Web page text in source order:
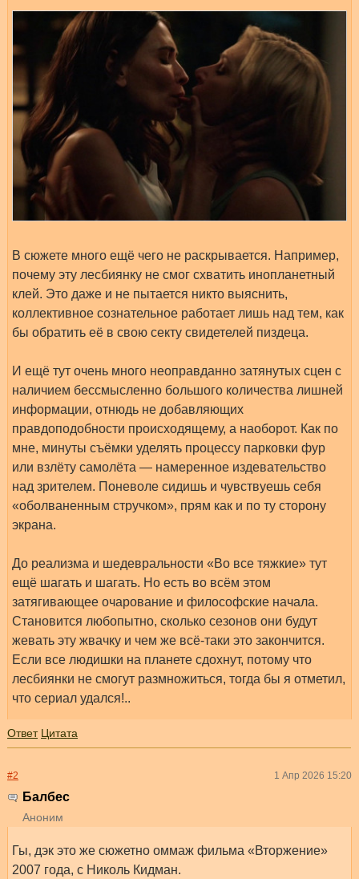
В сюжете много ещё чего не раскрывается. Например,
почему эту лесбиянку не смог схватить инопланетный
клей. Это даже и не пытается никто выяснить,
коллективное сознательное работает лишь над тем, как
бы обратить её в свою секту свидетелей пиздеца.
И ещё тут очень много неоправданно затянутых сцен с
наличием бессмысленно большого количества лишней
информации, отнюдь не добавляющих
правдоподобности происходящему, а наоборот. Как по
мне, минуты съёмки уделять процессу парковки фур
или взлёту самолёта — намеренное издевательство
над зрителем. Поневоле сидишь и чувствуешь себя
«оболваненным стручком», прям как и по ту сторону
экрана.
До реализма и шедевральности «Во все тяжкие» тут
ещё шагать и шагать. Но есть во всём этом
затягивающее очарование и философские начала.
Становится любопытно, сколько сезонов они будут
жевать эту жвачку и чем же всё-таки это закончится.
Если все людишки на планете сдохнут, потому что
лесбиянки не смогут размножиться, тогда бы я отметил,
что сериал удался!..
Ответ Цитата
#2 1 Апр 2026 15:20
Балбес
Аноним
Гы, дэк это же сюжетно оммаж фильма «Вторжение»
2007 года, с Николь Кидман.